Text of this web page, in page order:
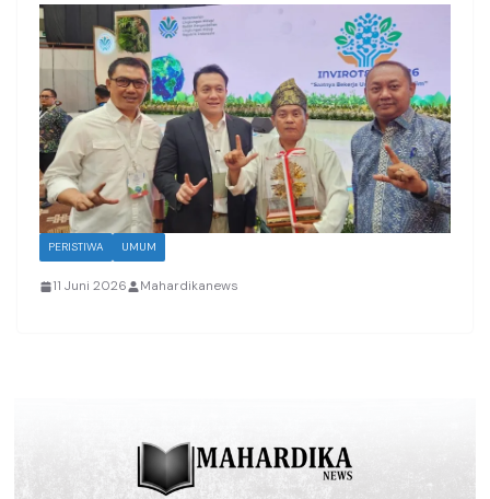
PERISTIWA UMUM
11 Juni 2026 Mahardikanews